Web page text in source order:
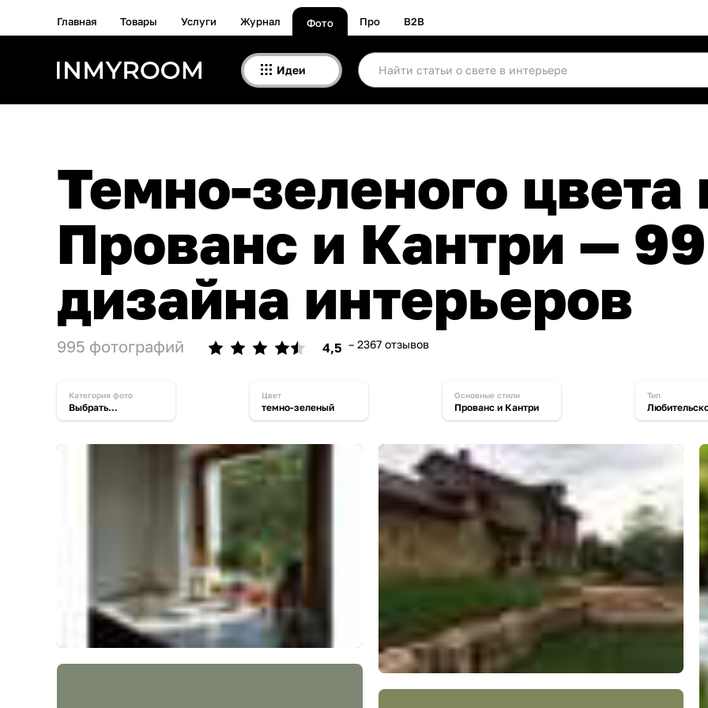
Главная Товары Услуги Журнал Фото Про B2B
Идеи
Темно-зеленого цвета в стиле
Прованс и Кантри —
дизайна интерьеров
995 фотографий 4,5 – 2367 отзывов
категория фото
Выбрать...
цвет
темно-зеленый
основные стили
Прованс и Кантри
тип